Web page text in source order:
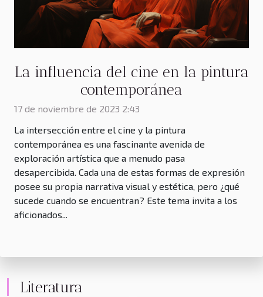
La influencia del cine en la pintura
contemporánea
17 de noviembre de 2023 2:43
La intersección entre el cine y la pintura
contemporánea es una fascinante avenida de
exploración artística que a menudo pasa
desapercibida. Cada una de estas formas de expresión
posee su propia narrativa visual y estética, pero ¿qué
sucede cuando se encuentran? Este tema invita a los
aficionados...
Literatura